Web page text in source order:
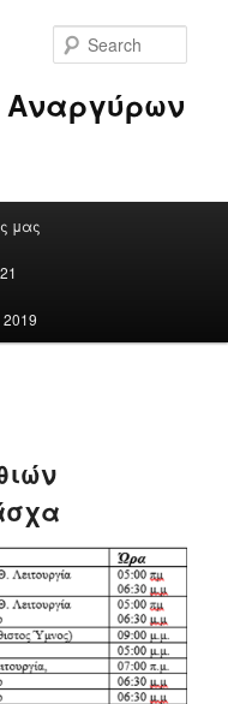
Αναργύρων
μας